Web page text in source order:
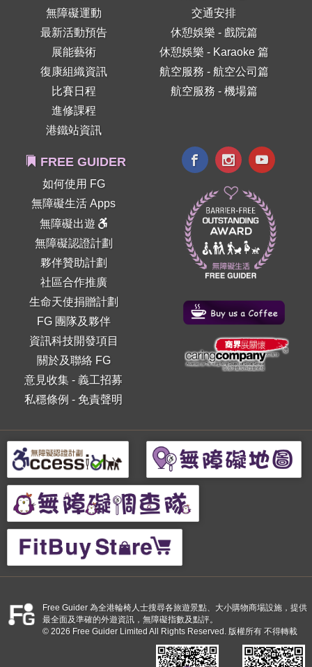
無障礙運動
最新活動預告
展能藝術
復康組織資訊
比賽日程
進修課程
港鐵站資訊
交通安排
休憩娛樂 - 戲院篇
休憩娛樂 - Karaoke 篇
航空服務 - 航空公司篇
航空服務 - 機場篇
FREE GUIDER
如何使用 FG
無障礙生活 Apps
無障礙出遊
無障礙認證計劃
夥伴贊助計劃
社區合作推廣
生命天使捐贈計劃
FG 團隊及夥伴
資訊科技開發項目
關於及聯絡 FG
意見收集 -義工招募
私穩條例 - 免責聲明
Free Guider 為全港輪椅人士搜尋各旅遊景點、大小購物商場設施，提供
最全面及準確的外遊資訊，無障礙指數及點評。
© 2026 Free Guider Limited All Rights Reserved. 版權所有 不得轉載